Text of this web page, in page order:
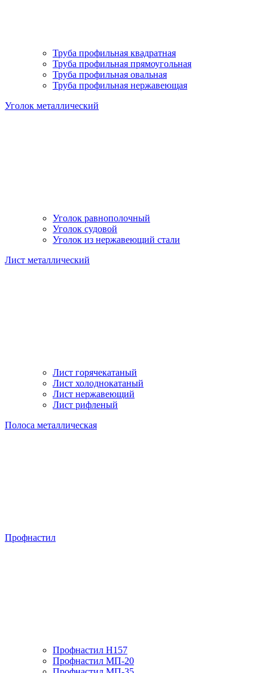
Труба профильная квадратная
Труба профильная прямоугольная
Труба профильная овальная
Труба профильная нержавеющая
Уголок металлический
Уголок равнополочный
Уголок судовой
Уголок из нержавеющий стали
Лист металлический
Лист горячекатаный
Лист холоднокатаный
Лист нержавеющий
Лист рифленый
Полоса металлическая
Профнастил
Профнастил H157
Профнастил МП-20